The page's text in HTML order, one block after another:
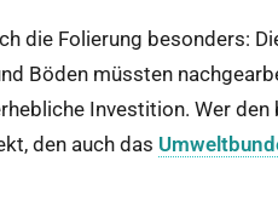
die Folierung besonders:
Böden müssten
Investition. Wer
den auch das